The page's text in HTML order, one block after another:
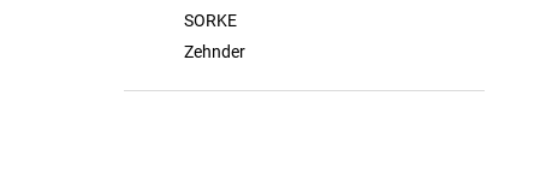
SORKE
Zehnder